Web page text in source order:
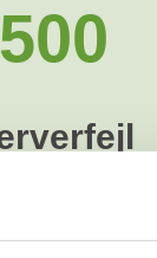
500
på at